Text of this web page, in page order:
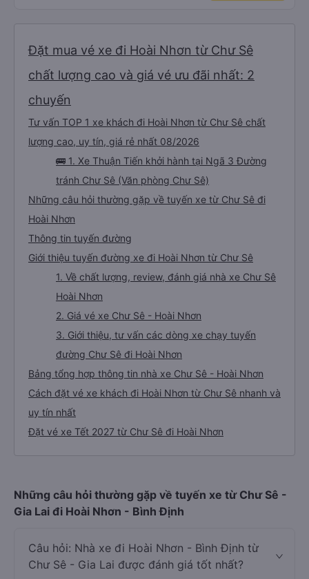
Đặt mua vé xe đi Hoài Nhơn từ Chư Sê
chất lượng cao và giá vé ưu đãi nhất: 2
chuyến
Tư vấn TOP 1 xe khách đi Hoài Nhơn từ Chư Sê chất
lượng cao, uy tín, giá rẻ nhất 08/2026
🚌 1. Xe Thuận Tiến khởi hành tại Ngã 3 Đường
tránh Chư Sê (Văn phòng Chư Sê)
Những câu hỏi thường gặp về tuyến xe từ Chư Sê đi
Hoài Nhơn
Thông tin tuyến đường
Giới thiệu tuyến đường xe đi Hoài Nhơn từ Chư Sê
1. Về chất lượng, review, đánh giá nhà xe Chư Sê
Hoài Nhơn
2. Giá vé xe Chư Sê - Hoài Nhơn
3. Giới thiệu, tư vấn các dòng xe chạy tuyến
đường Chư Sê đi Hoài Nhơn
Bảng tổng hợp thông tin nhà xe Chư Sê - Hoài Nhơn
Cách đặt vé xe khách đi Hoài Nhơn từ Chư Sê nhanh và
uy tín nhất
Đặt vé xe Tết 2027 từ Chư Sê đi Hoài Nhơn
Những câu hỏi thường gặp về tuyến xe từ Chư Sê -
Gia Lai đi Hoài Nhơn - Bình Định
Câu hỏi: Nhà xe đi Hoài Nhơn - Bình Định từ
Chư Sê - Gia Lai được đánh giá tốt nhất?